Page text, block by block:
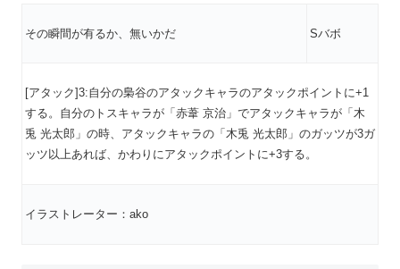
その瞬間が有るか、無いかだ Sバボ
[アタック]3:自分の梟谷のアタックキャラのアタックポイントに+1
する。自分のトスキャラが「赤葦 京治」でアタックキャラが「木
兎 光太郎」の時、アタックキャラの「木兎 光太郎」のガッツが3ガ
ッツ以上あれば、かわりにアタックポイントに+3する。
イラストレーター：ako